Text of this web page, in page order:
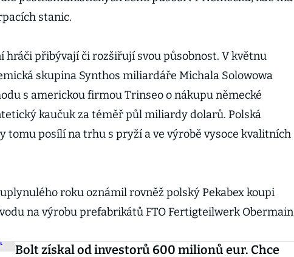
stanic.
hráči přibývají či rozšiřují svou působnost. V květnu
skupina Synthos miliardáře Michala Solowowa
s americkou firmou Trinseo o nákupu německé
kaučuk za téměř půl miliardy dolarů. Polská
tomu posílí na trhu s pryží a ve výrobě vysoce kvalitních
roku oznámil rovněž polský Pekabex koupi
na výrobu prefabrikátů FTO Fertigteilwerk
Bolt získal od investorů 600 milionů eur. Chce